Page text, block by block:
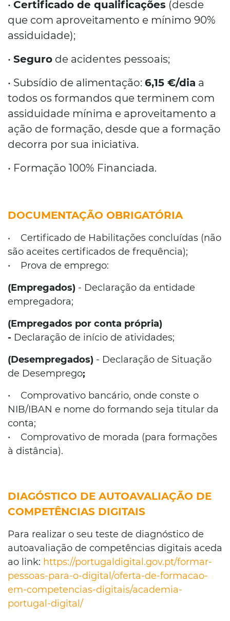
• Certificado de qualificações (desde
que com aproveitamento e mínimo 90%
assiduidade);
• Seguro de acidentes pessoais;
• Subsídio de alimentação: 6,15 €/dia a
todos os formandos que terminem com
assiduidade mínima e aproveitamento a
ação de formação, desde que a formação
decorra por sua iniciativa.
• Formação 100% Financiada.
DOCUMENTAÇÃO OBRIGATÓRIA
• Certificado de Habilitações concluídas (não
são aceites certificados de frequência);
• Prova de emprego:
(Empregados) - Declaração da entidade
empregadora;
(Empregados por conta própria)
- Declaração de início de atividades;
(Desempregados) - Declaração de Situação
de Desemprego;
• Comprovativo bancário, onde conste o
NIB/IBAN e nome do formando seja titular da
conta;
• Comprovativo de morada (para formações
à distância).
DIAGÓSTICO DE AUTOAVALIAÇÃO DE
COMPETÊNCIAS DIGITAIS
Para realizar o seu teste de diagnóstico de
autoavaliação de competências digitais aceda
ao link: https://portugaldigital.gov.pt/formar-
pessoas-para-o-digital/oferta-de-formacao-
em-competencias-digitais/academia-
portugal-digital/